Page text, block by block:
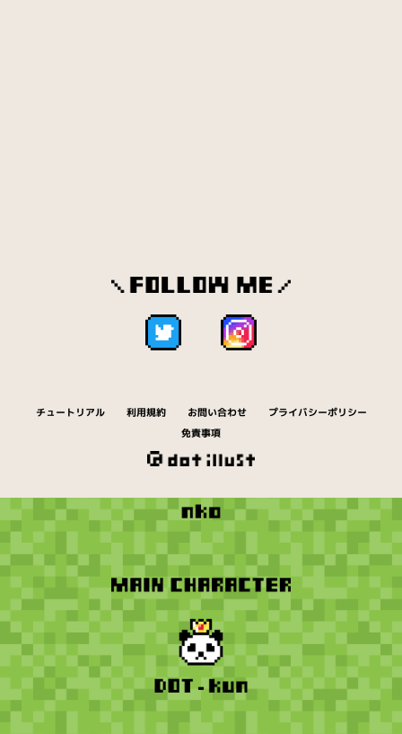
チュートリアル 利用規約 お問い合わせ
プライバシーポリシー
免責事項